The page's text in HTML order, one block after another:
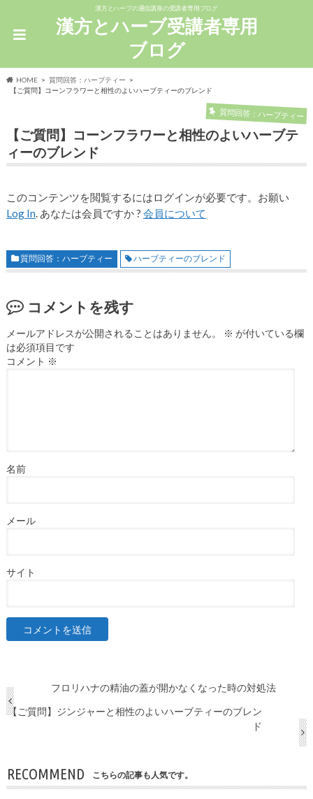
漢方とハーブの通信講座の受講者専用ブログ
漢方とハーブ受講者専用
ブログ
HOME
質問回答：ハーブティー
【ご質問】コーンフラワーと相性のよいハーブティーのブレンド
質問回答：ハーブティー
【ご質問】コーンフラワーと相性のよいハーブテ
ィーのブレンド
このコンテンツを閲覧するにはログインが必要です。お願い
Log In. あなたは会員ですか ? 会員について
質問回答：ハーブティー ハーブティーのブレンド
コメントを残す
メールアドレスが公開されることはありません。 ※ が付いている欄
は必須項目です
コメント ※
名前
メール
サイト
フロリハナの精油の蓋が開かなくなった時の対処法
【ご質問】ジンジャーと相性のよいハーブティーのブレン
ド
RECOMMEND こちらの記事も人気です。